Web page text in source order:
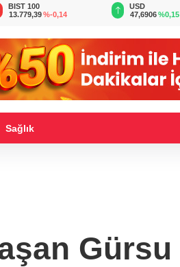
USD
47,6906%0,15
EUR
55,1957 %0,36
Sağlık
Gürsu